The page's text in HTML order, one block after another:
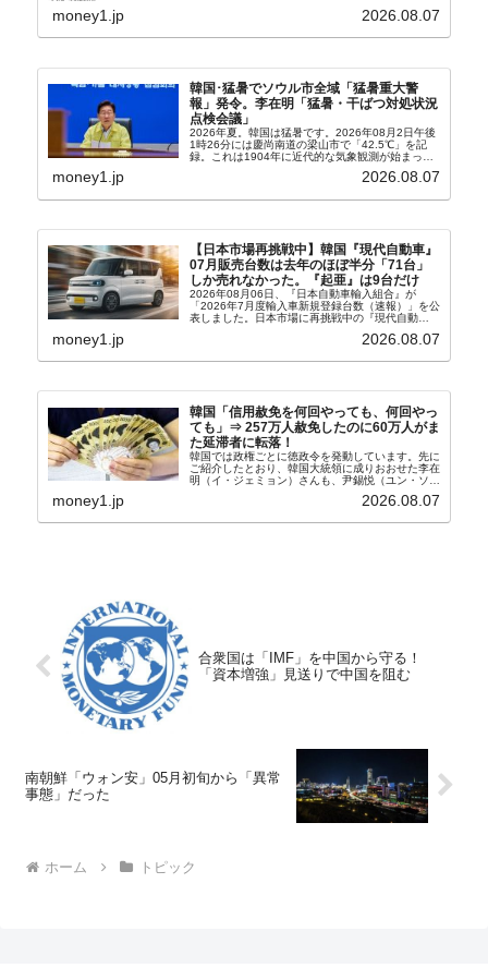
2.8％上昇（06月は3.2％）となり、上昇率は前...
money1.jp 2026.08.07
韓国･猛暑でソウル市全域「猛暑重大警
報」発令。李在明「猛暑・干ばつ対処状況
点検会議」
2026年夏。韓国は猛暑です。2026年08月2日午後
1時26分には慶尚南道の梁山市で「42.5℃」を記
録。これは1904年に近代的な気象観測が始まって
ウル市全域への「猛暑重大警報」が発令され...
money1.jp 2026.08.07
【日本市場再挑戦中】韓国『現代自動車』
07月販売台数は去年のほぼ半分「71台」
しか売れなかった。『起亜』は9台だけ
2026年08月06日、『日本自動車輸入組合』が
「2026年7月度輸入車新規登録台数（速報）」を公
表しました。日本市場に再挑戦中の『現代自動
台数はこの中に捉えられているはずです。先月から
money1.jp 2026.08.07
韓国「信用赦免を何回やっても、何回やっ
ても」⇒ 257万人赦免したのに60万人がま
た延滞者に転落！
韓国では政権ごとに徳政令を発動しています。先に
ご紹介したとおり、韓国大統領に成りおおせた李在
明（イ・ジェミョン）さんも、尹錫悦（ユン・ソギ
バンクにして不良債権の買い取りを行い、分割償還
money1.jp 2026.08.07
合衆国は「IMF」を中国から守る！
「資本増強」見送りで中国を阻む
南朝鮮「ウォン安」05月初旬から「異常
事態」だった
ホーム トピック